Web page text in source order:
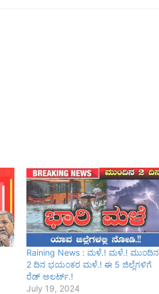
Raining News : ಮಳೆ.! ಮಳೆ.! ಮುಂದಿನ
2 ದಿನ ಭಯಂಕರ ಮಳೆ.! ಈ 5 ಜಿಲ್ಲೆಗಳಿಗೆ
ರೆಡ್ ಅಲರ್ಟ್.!
July 19, 2024